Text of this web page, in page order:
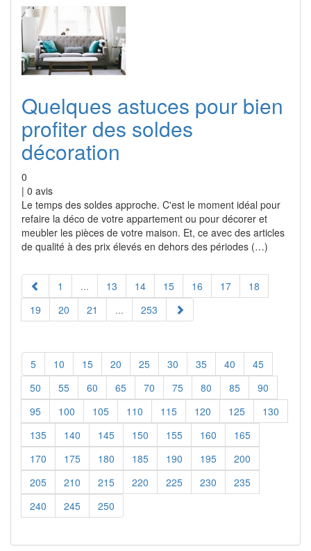
Quelques astuces pour bien
profiter des soldes
décoration
0
| 0 avis
Le temps des soldes approche. C'est le moment idéal pour
refaire la déco de votre appartement ou pour décorer et
meubler les pièces de votre maison. Et, ce avec des articles
de qualité à des prix élevés en dehors des périodes (…)
1 ... 13 14 15 16 17
18
19
20 21 ... 253
5 10 15 20 25 30 35 40
45
50
55 60 65 70 75 80 85
90
95
100 105 110 115 120 125
130
135
140 145 150 155 160
165
170
175 180 185 190 195
200
205
210 215 220 225 230
235
240
245 250